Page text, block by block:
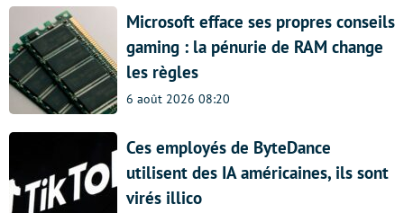
Microsoft efface ses propres conseils
gaming : la pénurie de RAM change
les règles
6 août 2026 08:20
Ces employés de ByteDance
utilisent des IA américaines, ils sont
virés illico